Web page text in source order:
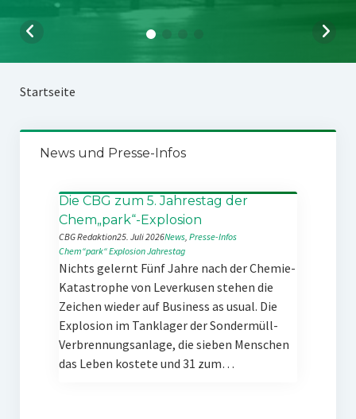
Startseite
News und Presse-Infos
Die CBG zum 5. Jahrestag der
Chem„park“-Explosion
CBG Redaktion25. Juli 2026News, Presse-Infos
Chem“park“ExplosionJahrestag
Nichts gelernt Fünf Jahre nach der Chemie-
Katastrophe von Leverkusen stehen die
Zeichen wieder auf Business as usual. Die
Explosion im Tanklager der Sondermüll-
Verbrennungsanlage, die sieben Menschen
das Leben kostete und 31 zum…